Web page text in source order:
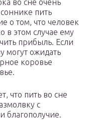
во сне очень
пить
о том, что человек
в этом случае ему
прибыль. Если
могут ожидать
коровье
что пить во сне
с
благополучие.